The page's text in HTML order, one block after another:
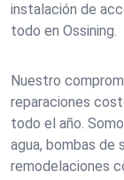
instalación de
todo en Ossining.
Nuestro
reparaciones
todo el año.
agua, bombas de
remodelaciones